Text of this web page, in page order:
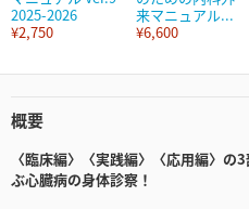
2025-2026
¥2,750
来マニュアル...
¥6,600
概要
〈臨床編〉〈実践編〉〈応用編〉
ぶ心臓病の身体診察！